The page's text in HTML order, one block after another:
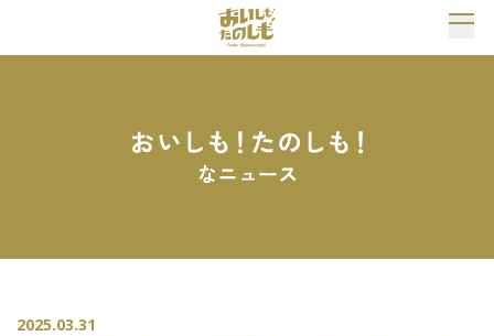
2025.03.31